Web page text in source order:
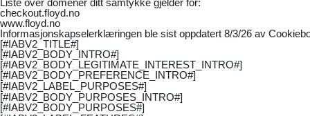
checkout.floyd.no
www.floyd.no
Informasjonskapselerklæringen ble sist oppdatert 8/3/26 av
[#IABV2_TITLE#]
[#IABV2_BODY_INTRO#]
[#IABV2_BODY_LEGITIMATE_INTEREST_INTRO#]
[#IABV2_BODY_PREFERENCE_INTRO#]
[#IABV2_LABEL_PURPOSES#]
[#IABV2_BODY_PURPOSES_INTRO#]
[#IABV2_BODY_PURPOSES#]